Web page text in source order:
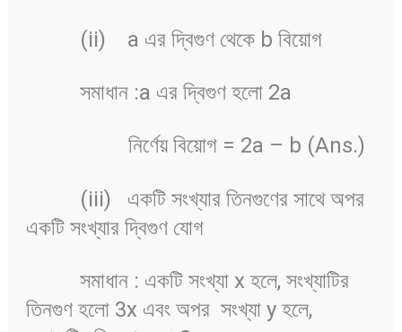
(ii) a এর দ্বিগুণ থেকে b বিয়োগ
সমাধান :a এর দ্বিগুণ হলো 2a
নির্ণেয় বিয়োগ = 2a – b (Ans.)
(iii) একটি সংখ্যার তিনগুণের সাথে অপর
একটি সংখ্যার দ্বিগুণ যোগ
সমাধান : একটি সংখ্যা x হলে, সংখ্যাটির
তিনগুণ হলো 3x এবং অপর সংখ্যা y হলে,